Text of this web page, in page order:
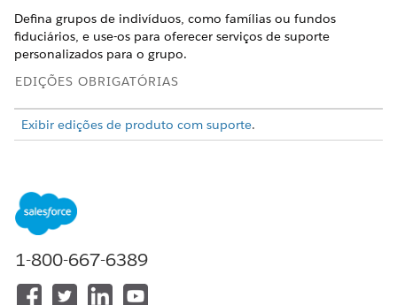
Defina grupos de indivíduos, como famílias ou fundos
fiduciários, e use-os para oferecer serviços de suporte
personalizados para o grupo.
EDIÇÕES OBRIGATÓRIAS
Exibir edições de produto com suporte.
use grupos para fornecer programas e serviços com mais
eficiência. Por exemplo, mapeie os relacionamentos entre os
membros da família de um membro da família que recebe
participante do caso, sua família, seu empregador e o
provedor de seguro de saúde da família.
1-800-667-6389